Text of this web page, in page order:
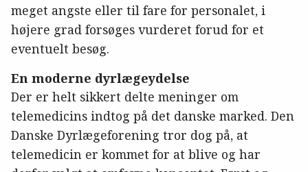
meget angste eller til fare for personalet, i
højere grad forsøges vurderet forud for et
eventuelt besøg.
En moderne dyrlægeydelse
Der er helt sikkert delte meninger om
telemedicins indtog på det danske marked. Den
Danske Dyrlægeforening tror dog på, at
telemedicin er kommet for at blive og har